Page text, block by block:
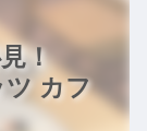
！
ツ カフ